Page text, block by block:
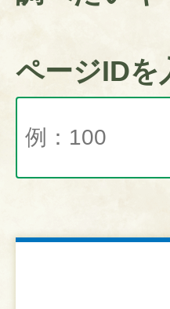
ページIDを